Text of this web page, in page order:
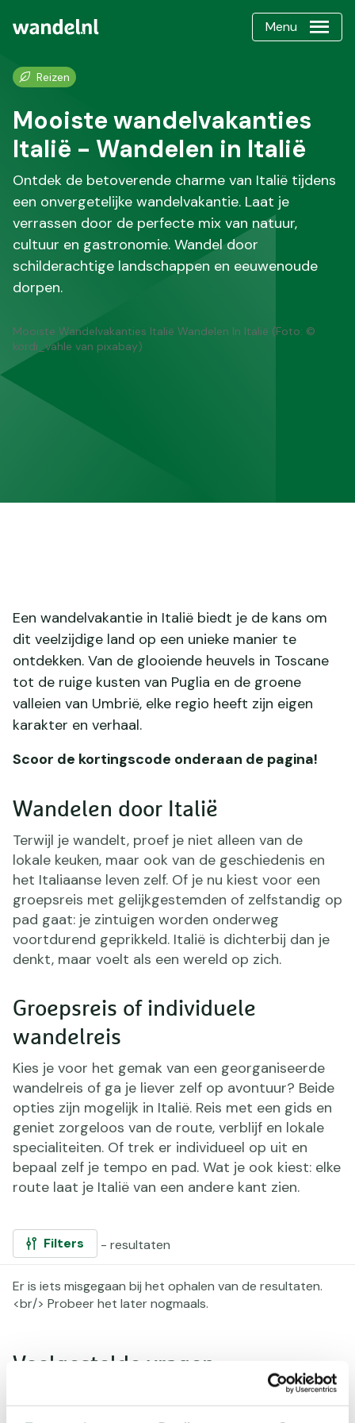
Menu
Reizen
Mooiste wandelvakanties
Italië - Wandelen in Italië
Ontdek de betoverende charme van Italië tijdens
een onvergetelijke wandelvakantie. Laat je
verrassen door de perfecte mix van natuur,
cultuur en gastronomie. Wandel door
schilderachtige landschappen en eeuwenoude
dorpen.
Mooiste Wandelvakanties Italië Wandelen In Italië (Foto: ©
kordi_vahle van pixabay)
Een wandelvakantie in Italië biedt je de kans om
dit veelzijdige land op een unieke manier te
ontdekken. Van de glooiende heuvels in Toscane
tot de ruige kusten van Puglia en de groene
valleien van Umbrië, elke regio heeft zijn eigen
karakter en verhaal.
Scoor de kortingscode onderaan de pagina!
Wandelen door Italië
Terwijl je wandelt, proef je niet alleen van de
lokale keuken, maar ook van de geschiedenis en
het Italiaanse leven zelf. Of je nu kiest voor een
groepsreis met gelijkgestemden of zelfstandig op
pad gaat: je zintuigen worden onderweg
voortdurend geprikkeld. Italië is dichterbij dan je
denkt, maar voelt als een wereld op zich.
Groepsreis of individuele
wandelreis
Kies je voor het gemak van een georganiseerde
wandelreis of ga je liever zelf op avontuur? Beide
opties zijn mogelijk in Italië. Reis met een gids en
geniet zorgeloos van de route, verblijf en lokale
specialiteiten. Of trek er individueel op uit en
bepaal zelf je tempo en pad. Wat je ook kiest: elke
route laat je Italië van een andere kant zien.
Filters - resultaten
Gefilterd
op:
Er is iets misgegaan bij het ophalen van de resultaten.
<br/> Probeer het later nogmaals.
navigatie
Veelgestelde vragen